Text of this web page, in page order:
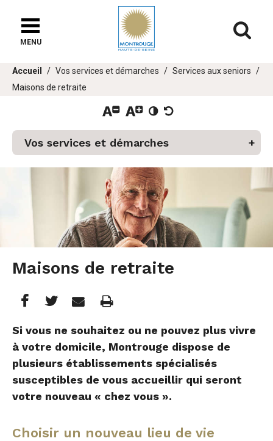
chat
MENU
Vous
êtes
Accueil Vos services et démarches
Services aux seniors
Maisons de retraite
Vos services et démarches
Maisons de retraite
Partager
cette
page
Facebook
Partager
cette
page
sur
Twitter
Partager
cette
page
par
e-
Imprimer
Si vous ne souhaitez ou ne pouvez plus vivre
à votre domicile, Montrouge dispose de
plusieurs établissements spécialisés
susceptibles de vous accueillir qui seront
votre nouveau « chez vous ».
Choisir un nouveau lieu de vie